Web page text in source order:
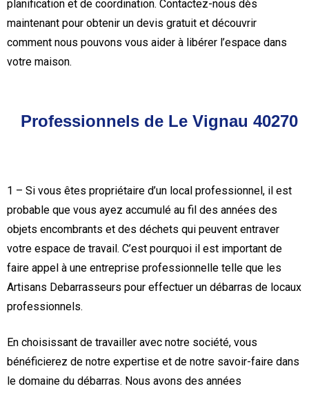
planification et de coordination. Contactez-nous dès
maintenant pour obtenir un devis gratuit et découvrir
comment nous pouvons vous aider à libérer l’espace dans
votre maison.
Professionnels de Le Vignau 40270
1 – Si vous êtes propriétaire d’un local professionnel, il est
probable que vous ayez accumulé au fil des années des
objets encombrants et des déchets qui peuvent entraver
votre espace de travail. C’est pourquoi il est important de
faire appel à une entreprise professionnelle telle que les
Artisans Debarrasseurs pour effectuer un débarras de locaux
professionnels.
En choisissant de travailler avec notre société, vous
bénéficierez de notre expertise et de notre savoir-faire dans
le domaine du débarras. Nous avons des années